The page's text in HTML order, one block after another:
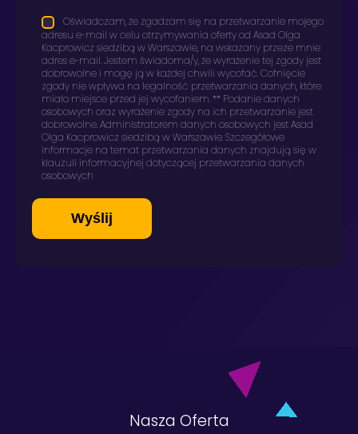
Oświadczam, że zgadzam się na przetwarzanie mojego
adresu e-mail w celu otrzymywania oferty od Asad Olga
Kacprowicz siedzibą w Warszawie, na wskazany przeze mnie
adres e-mail. Jestem świadoma/y, że wyrażenie tej zgody jest
dobrowolne i mogę ją w każdej chwili wycofać. Cofnięcie
zgody nie wpływa na legalność przetwarzania danych, które
miało miejsce przed jej wycofaniem. ** Podanie danych
osobowych oraz wyrażenie zgody na ich przetwarzanie jest
dobrowolne. Administratorem danych osobowych jest Asad
Olga Kacprowicz siedzibą w Warszawie. Szczegółowe
informacje na temat przetwarzania danych znajdują się w
klauzuli informacyjnej dotyczącej przetwarzania danych
osobowych
Nasza Oferta